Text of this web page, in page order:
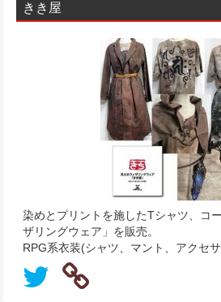
きき屋
染めとプリントを施したTシャツ、コ
ザリングウェア」を販売。
RPG系衣装(シャツ、マント、アクセ